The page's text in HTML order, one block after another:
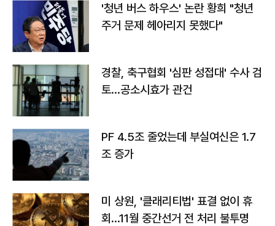
'청년 버스 하우스' 논란 황희 "청년
주거 문제 헤아리지 못했다"
경찰, 축구협회 '심판 성접대' 수사 검
토…공소시효가 관건
PF 4.5조 줄었는데 부실여신은 1.7
조 증가
미 상원, '클래리티법' 표결 없이 휴
회…11월 중간선거 전 처리 불투명